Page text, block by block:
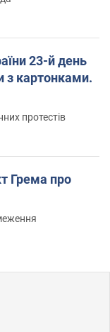
23-й день
з картонками.
протестів
Грема про